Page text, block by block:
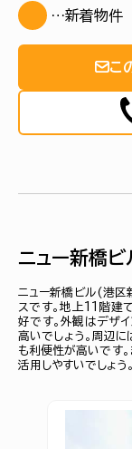
…新着物件
こ
ニュー新橋ビ
ニュー新橋ビル(港
スです。地上11階建
好です。外観はデザ
高いでしょう。周辺
も利便性が高いです
活用しやすいでしょう